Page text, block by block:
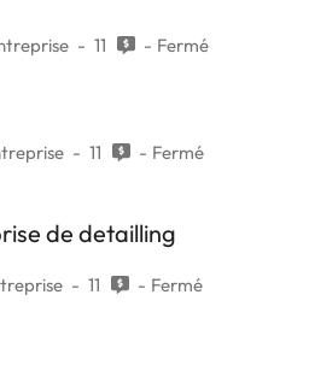
11 Fermé
11 Fermé
de detailling
11 Fermé